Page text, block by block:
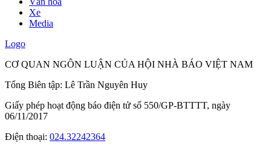
Xe
Media
Logo
CƠ QUAN NGÔN LUẬN CỦA HỘI NHÀ BÁO VIỆT NAM
Tổng Biên tập: Lê Trần Nguyên Huy
Giấy phép hoạt động báo điện tử số 550/GP-BTTTT, ngày
06/11/2017
Điện thoại: 024.32242364